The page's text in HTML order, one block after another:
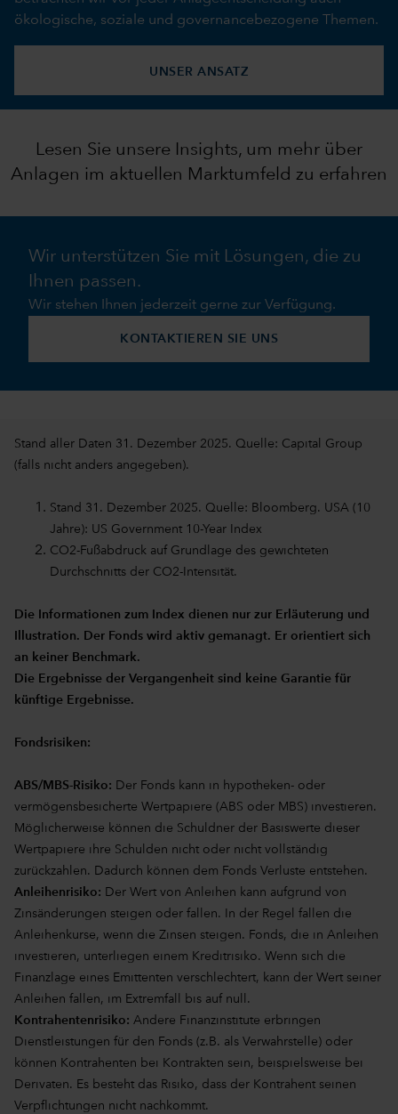
ökologische, soziale und governancebezogene Themen.
UNSER ANSATZ
Lesen Sie unsere Insights, um mehr über
Anlagen im aktuellen Marktumfeld zu erfahren
Wir unterstützen Sie mit Lösungen, die zu
Ihnen passen.
Wir stehen Ihnen jederzeit gerne zur Verfügung.
KONTAKTIEREN SIE UNS
Stand aller Daten 31. Dezember 2025. Quelle: Capital Group
(falls nicht anders angegeben).
Stand 31. Dezember 2025. Quelle: Bloomberg. USA (10
Jahre): US Government 10-Year Index
CO2-Fußabdruck auf Grundlage des gewichteten
Durchschnitts der CO2-Intensität.
Die Informationen zum Index dienen nur zur Erläuterung und
Illustration. Der Fonds wird aktiv gemanagt. Er orientiert sich
an keiner Benchmark.
Die Ergebnisse der Vergangenheit sind keine Garantie für
künftige Ergebnisse.
Fondsrisiken:
ABS/MBS-Risiko: Der Fonds kann in hypotheken- oder
vermögensbesicherte Wertpapiere (ABS oder MBS) investieren.
Möglicherweise können die Schuldner der Basiswerte dieser
Wertpapiere ihre Schulden nicht oder nicht vollständig
zurückzahlen. Dadurch können dem Fonds Verluste entstehen.
Anleihenrisiko: Der Wert von Anleihen kann aufgrund von
Zinsänderungen steigen oder fallen. In der Regel fallen die
Anleihenkurse, wenn die Zinsen steigen. Fonds, die in Anleihen
investieren, unterliegen einem Kreditrisiko. Wenn sich die
Finanzlage eines Emittenten verschlechtert, kann der Wert seiner
Anleihen fallen, im Extremfall bis auf null.
Kontrahentenrisiko: Andere Finanzinstitute erbringen
Dienstleistungen für den Fonds (z.B. als Verwahrstelle) oder
können Kontrahenten bei Kontrakten sein, beispielsweise bei
Derivaten. Es besteht das Risiko, dass der Kontrahent seinen
Verpflichtungen nicht nachkommt.